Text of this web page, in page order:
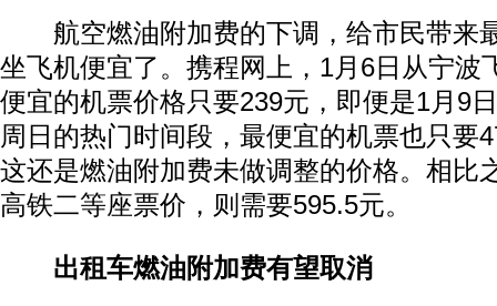
航空燃油附加费的下调，给市民带来
坐飞机便宜了。携程网上，1月6日从宁波
便宜的机票价格只要239元，即便是1月9
周日的热门时间段，最便宜的机票也只要
这还是燃油附加费未做调整的价格。相比
高铁二等座票价，则需要595.5元。
出租车燃油附加费有望取消